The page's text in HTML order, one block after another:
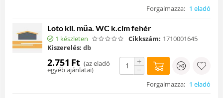
Forgalmazza: 1 eladó
Loto kil. műa. WC k.cim fehér
1 készleten Cikkszám: 1710001645
Kiszerelés: db
2.751 Ft (az eladó
egyéb ajánlatai)
+
−
Forgalmazza: 1 eladó